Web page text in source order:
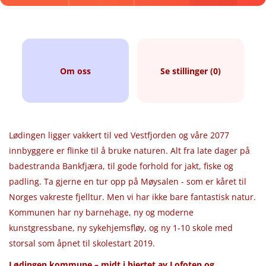
Om oss Se stillinger (0)
Lødingen ligger vakkert til ved Vestfjorden og våre 2077
innbyggere er flinke til å bruke naturen. Alt fra late dager på
badestranda Bankfjæra, til gode forhold for jakt, fiske og
padling. Ta gjerne en tur opp på Møysalen - som er kåret til
Norges vakreste fjelltur. Men vi har ikke bare fantastisk natur.
Kommunen har ny barnehage, ny og moderne
kunstgressbane, ny sykehjemsfløy, og ny 1-10 skole med
storsal som åpnet til skolestart 2019.